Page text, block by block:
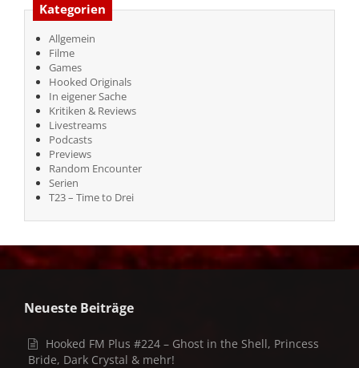
Kategorien
Allgemein
Filme
Games
Hooked Originals
In eigener Sache
Kritiken & Reviews
Livestreams
Podcasts
Previews
Random Encounter
Serien
T23 – Time to Drei
Neueste Beiträge
Hooked FM Plus #224 – Ghost in the Shell, Princess
Bride, Dark Crystal & mehr!